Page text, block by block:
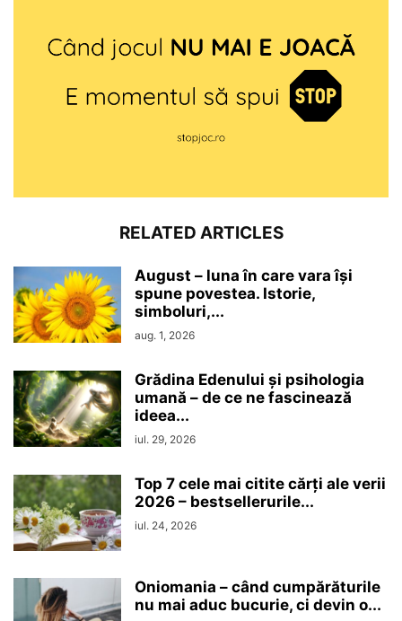
RELATED ARTICLES
August – luna în care vara își
spune povestea. Istorie,
simboluri,...
aug. 1, 2026
Grădina Edenului și psihologia
umană – de ce ne fascinează
ideea...
iul. 29, 2026
Top 7 cele mai citite cărți ale verii
2026 – bestsellerurile...
iul. 24, 2026
Oniomania – când cumpărăturile
nu mai aduc bucurie, ci devin o...